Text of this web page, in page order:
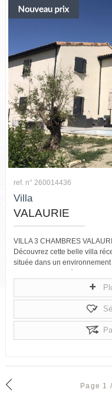
GRIGNAN-TAULIGNAN
CLÉON D'ANDRAN
CONTACT
ref. n° 260014436
Villa
VALAURIE
VILLA 3 CHAMBRES
Découvrez cette belle villa
située dans un environnement
Le rez-de-chaussée vous...
Page 1